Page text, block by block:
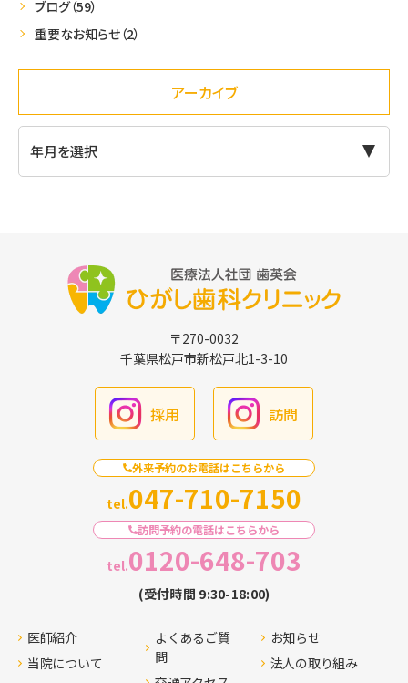
ブログ（59）
重要なお知らせ（2）
アーカイブ
〒270-0032
千葉県松戸市新松戸北1-3-10
採用 訪問
外来予約のお電話はこちらから
tel.047-710-7150
訪問予約の電話はこちらから
tel.0120-648-703
(受付時間 9:30-18:00)
医師紹介
当院について
よくあるご質
問
お知らせ
法人の取り組み